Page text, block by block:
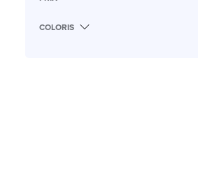
COLORIS